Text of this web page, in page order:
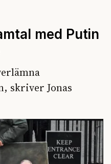
med Putin
skriver Jonas